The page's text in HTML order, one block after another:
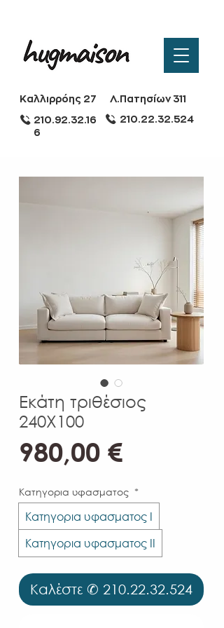
Καλλιρρόης 27
Λ.Πατησίων 311
210.92.32.16
6
210.22.32.524
Εκάτη τριθέσιος
240Χ100
980,00 €Τιμή
Κατηγορια υφασματος *
Κατηγορια υφασματος Ι
Κατηγορια υφασματος ΙΙ
Καλέστε ✆ 210.22.32.524